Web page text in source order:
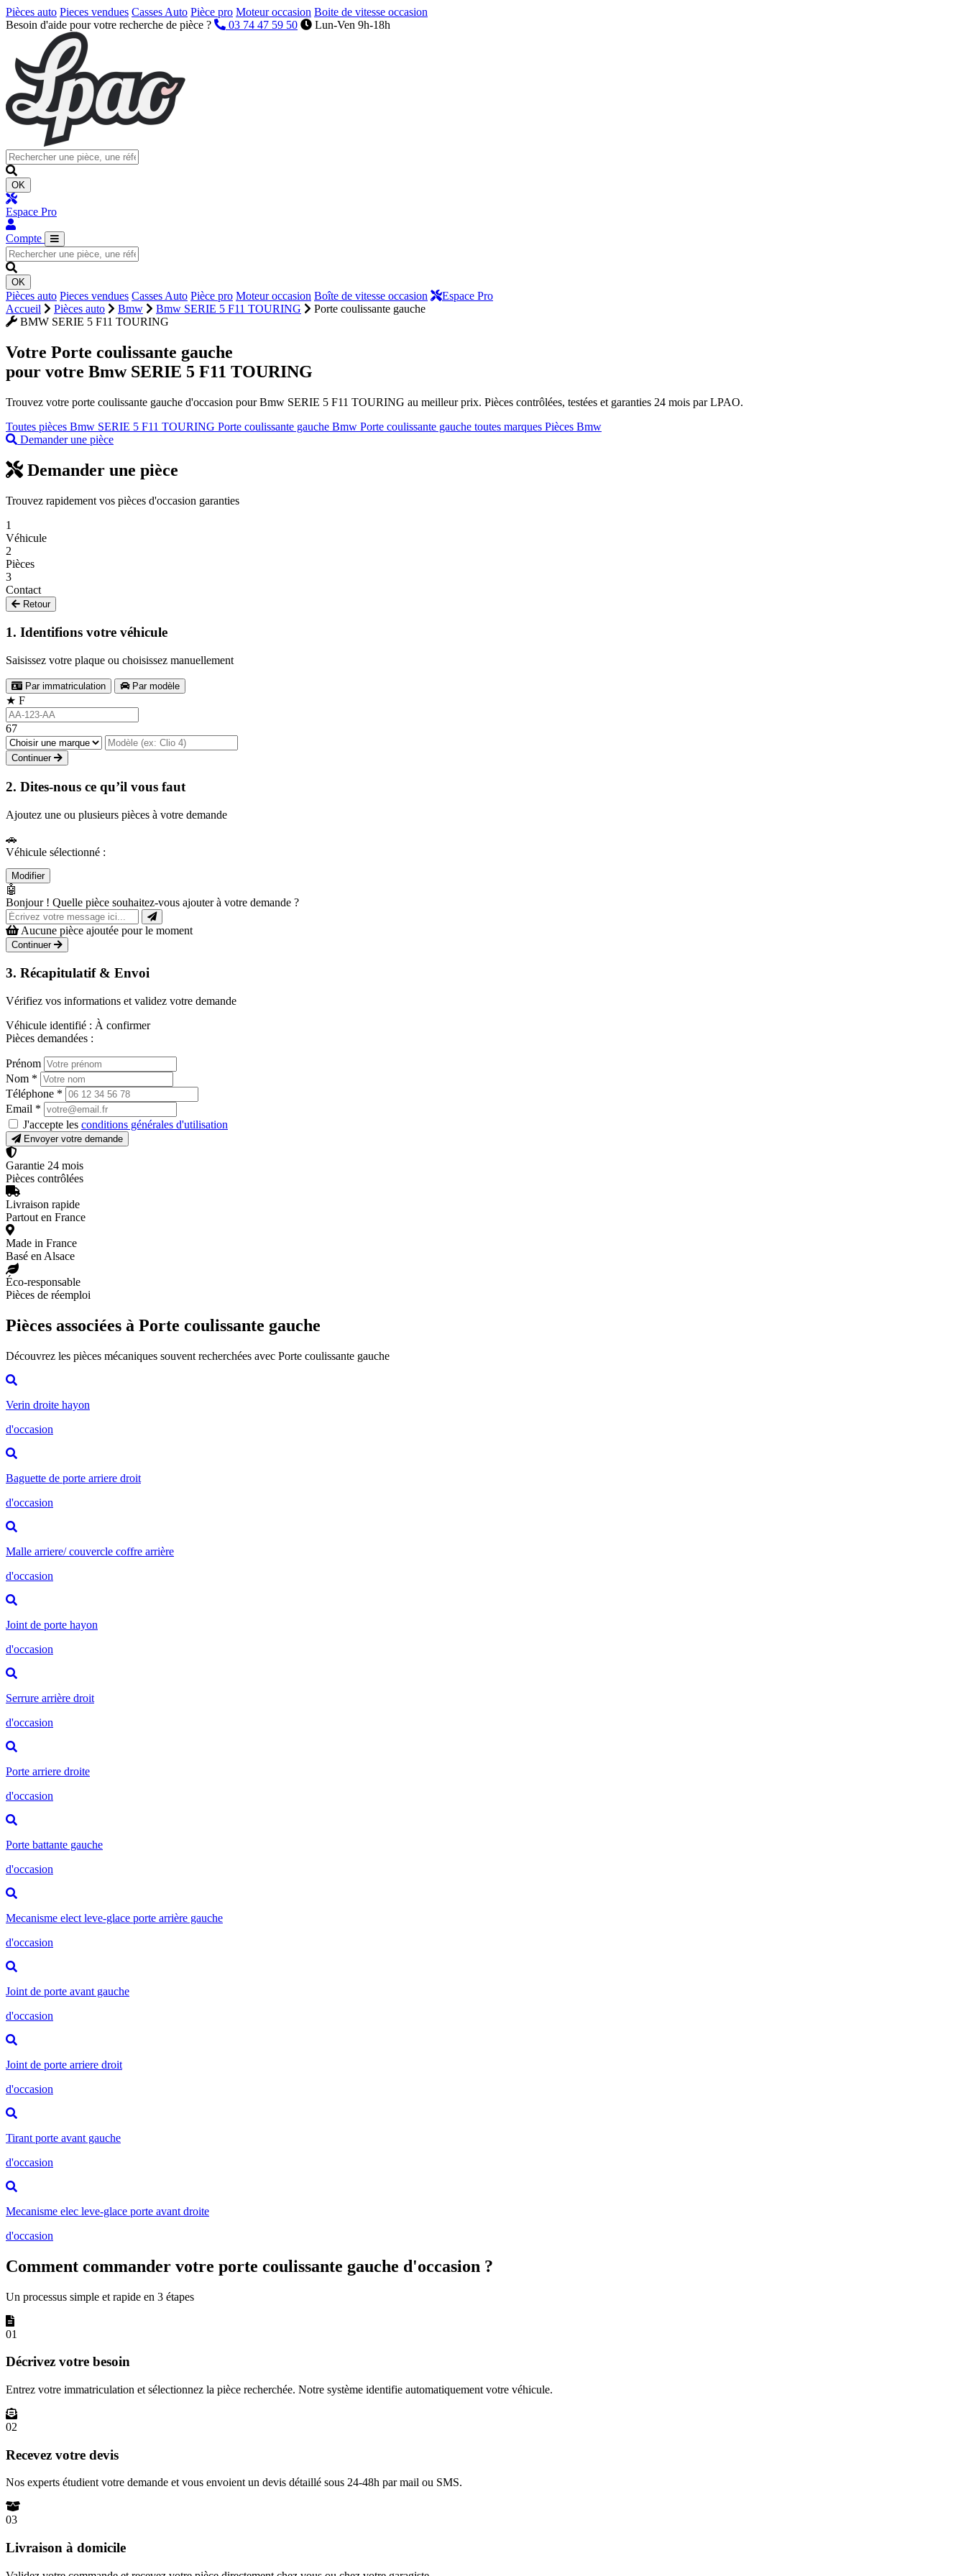
Pièces auto Pieces vendues Casses Auto Pièce pro Moteur occasion Boite de vitesse occasion
Besoin d'aide pour votre recherche de pièce ?
03 74 47 59 50 Lun-Ven 9h-18h
OK
Espace Pro
Compte
OK
Pièces auto Pieces vendues Casses Auto Pièce pro Moteur occasion Boîte de vitesse occasion
Espace Pro
Accueil
Pièces auto Bmw Bmw SERIE 5 F11 TOURING
Porte coulissante gauche
BMW SERIE 5 F11 TOURING
Votre Porte coulissante gauche
pour votre Bmw SERIE 5 F11 TOURING
Trouvez votre porte coulissante gauche d'occasion pour Bmw SERIE 5 F11 TOURING au meilleur prix. Pièces contrôlées, testées et garanties 24 mois par LPAO.
Toutes pièces Bmw SERIE 5 F11 TOURING Porte coulissante gauche Bmw Porte coulissante gauche toutes marques Pièces Bmw
Demander une pièce
Demander une pièce
Trouvez rapidement vos pièces d'occasion garanties
1
Véhicule
2
Pièces
3
Contact
Retour
1. Identifions votre véhicule
Saisissez votre plaque ou choisissez manuellement
Par immatriculation Par modèle
★ F
67
Continuer
2. Dites-nous ce qu’il vous faut
Ajoutez une ou plusieurs pièces à votre demande
🚗
Véhicule sélectionné :
Modifier
🤖
Bonjour ! Quelle pièce souhaitez-vous ajouter à votre demande ?
Aucune pièce ajoutée pour le moment
Continuer
3. Récapitulatif & Envoi
Vérifiez vos informations et validez votre demande
Véhicule identifié : À confirmer
Pièces demandées :
Prénom
Nom *
Téléphone *
Email *
J'accepte les conditions générales d'utilisation
Envoyer votre demande
Garantie 24 mois
Pièces contrôlées
Livraison rapide
Partout en France
Made in France
Basé en Alsace
Éco-responsable
Pièces de réemploi
Pièces associées à Porte coulissante gauche
Découvrez les pièces mécaniques souvent recherchées avec Porte coulissante gauche
Verin droite hayon
d'occasion
Baguette de porte arriere droit
d'occasion
Malle arriere/ couvercle coffre arrière
d'occasion
Joint de porte hayon
d'occasion
Serrure arrière droit
d'occasion
Porte arriere droite
d'occasion
Porte battante gauche
d'occasion
Mecanisme elect leve-glace porte arrière gauche
d'occasion
Joint de porte avant gauche
d'occasion
Joint de porte arriere droit
d'occasion
Tirant porte avant gauche
d'occasion
Mecanisme elec leve-glace porte avant droite
d'occasion
Comment commander votre porte coulissante gauche d'occasion ?
Un processus simple et rapide en 3 étapes
01
Décrivez votre besoin
Entrez votre immatriculation et sélectionnez la pièce recherchée. Notre système identifie automatiquement votre véhicule.
02
Recevez votre devis
Nos experts étudient votre demande et vous envoient un devis détaillé sous 24-48h par mail ou SMS.
03
Livraison à domicile